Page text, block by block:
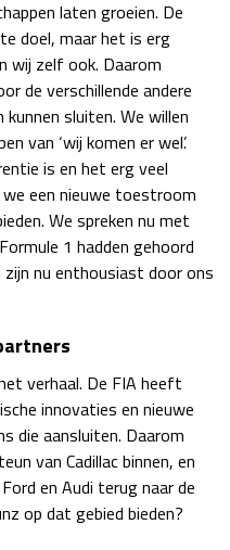
laten groeien. De
doel, maar het is erg
wij zelf ook. Daarom
de verschillende andere
sluiten. We willen
van ‘wij komen er wel’.
is en het erg veel
een nieuwe toestroom
We spreken nu met
1 hadden gehoord
zijn nu enthousiast door ons
verhaal. De FIA heeft
innovaties en nieuwe
die aansluiten. Daarom
van Cadillac binnen, en
en Audi terug naar de
op dat gebied bieden?